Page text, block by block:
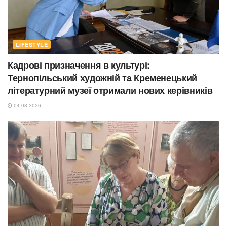
LIFESTYLE
Кадрові призначення в культурі:
Тернопільський художній та Кременецький
літературний музеї отримали нових керівників
04.08.2026